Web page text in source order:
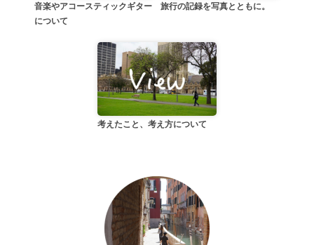
音楽やアコースティックギター
について
旅行の記録を写真とともに。
考えたこと、考え方について